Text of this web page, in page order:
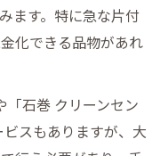
ます。特に急な片付
化できる品物があれ
「石巻 クリーンセン
スもありますが、大